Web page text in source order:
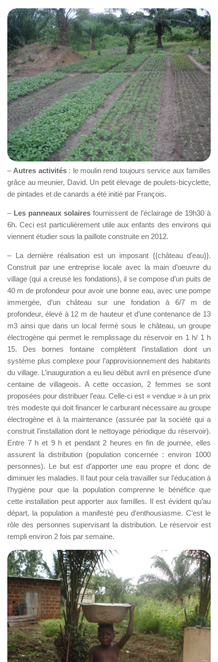
– Autres activités: le moulin rend toujours service aux familles
grâce au meunier, David. Un petit élevage de poulets-bicyclette,
de pintades et de canards a été initié par François.
– Les panneaux solaires fournissent de l’éclairage de 19h30 à
6h. Ceci est particulièrement utile aux enfants des environs qui
viennent étudier sous la paillote construite en 2012.
– La dernière réalisation est un imposant {{château d’eau}}.
Construit par une entreprise locale avec la main d’oeuvre du
village (qui a creusé les fondations), il se compose d’un puits de
40 m de profondeur pour avoir une bonne eau, avec une pompe
immergée, d’un château sur une fondation à 6/7 m de
profondeur, élevé à 12 m de hauteur et d’une contenance de 13
m3 ainsi que dans un local fermé sous le château, un groupe
électrogène qui permet le remplissage du réservoir en 1 h/ 1 h
15. Des bornes fontaine complètent l’installation dont un
système plus complexe pour l’approvisionnement des habitants
du village. L’inauguration a eu lieu début avril en présence d’une
centaine de villageois. A cette occasion, 2 femmes se sont
proposées pour distribuer l’eau. Celle-ci est « vendue » à un prix
très modeste qui doit financer le carburant nécessaire au groupe
électrogène et à la maintenance (assurée par la société qui a
construit l’installation dont le nettoyage périodique du réservoir).
Entre 7 h et 9 h et pendant 2 heures en fin de journée, elles
assurent la distribution (population concernée : environ 1000
personnes). Le but est d’apporter une eau propre et donc de
diminuer les maladies. Il faut pour cela travailler sur l’éducation à
l’hygiène pour que la population comprenne le bénéfice que
cette installation peut apporter aux familles. Il est évident qu’au
départ, la population a manifesté peu d’enthousiasme. C’est le
rôle des personnes supervisant la distribution. Le réservoir est
rempli environ 2 fois par semaine.